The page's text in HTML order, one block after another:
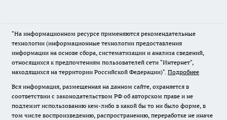
"На информационном ресурсе применяются рекомендательные
технологии (информационные технологии предоставления
информации на основе сбора, систематизации и анализа сведений,
относящихся к предпочтениям пользователей сети "Интернет",
находящихся на территории Российской Федерации)". Подробнее
Вся информация, размещенная на данном сайте, охраняется в
соответствии с законодательством РФ об авторском праве и не
подлежит использованию кем-либо в какой бы то ни было форме, в
том числе воспроизведению, распространению, переработке не иначе